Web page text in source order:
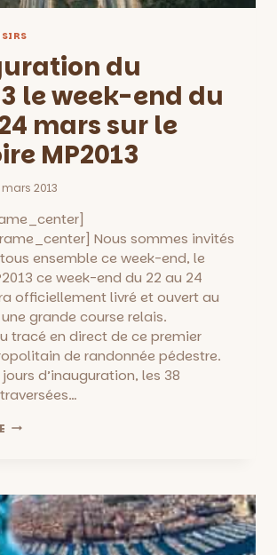
du
le week-end du
mars sur le
MP2013
mars 2013
Nous sommes invités
ensemble ce week-end, le
ce week-end du 22 au 24
officiellement livré et ouvert au
grande course relais.
tracé en direct de ce premier
de randonnée pédestre.
d’inauguration, les 38
INAUGURATION
END
DU
22